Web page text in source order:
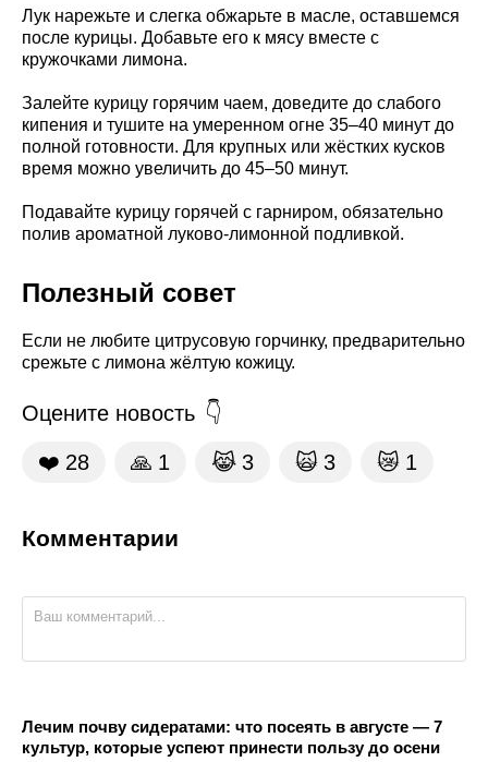
Лук нарежьте и слегка обжарьте в масле, оставшемся
после курицы. Добавьте его к мясу вместе с
кружочками лимона.
Залейте курицу горячим чаем, доведите до слабого
кипения и тушите на умеренном огне 35–40 минут до
полной готовности. Для крупных или жёстких кусков
время можно увеличить до 45–50 минут.
Подавайте курицу горячей с гарниром, обязательно
полив ароматной луково-лимонной подливкой.
Полезный совет
Если не любите цитрусовую горчинку, предварительно
срежьте с лимона жёлтую кожицу.
Оцените новость
❤️ 28 🙏 1 😹 3 🙀 3 😿 1
Комментарии
Лечим почву сидератами: что посеять в августе — 7
культур, которые успеют принести пользу до осени